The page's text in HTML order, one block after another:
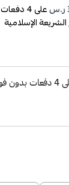
على4دفعات
الإسلامية